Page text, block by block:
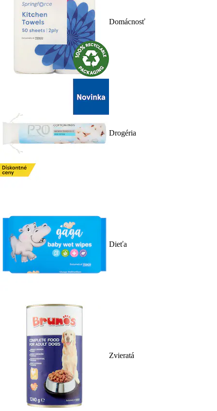
Domácnosť
Drogéria
Dieťa
Zvieratá